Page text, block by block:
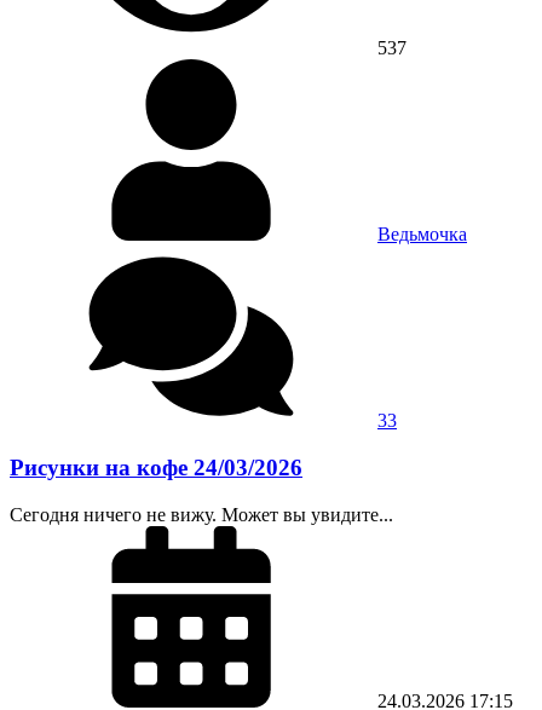
537
Ведьмочка
33
Рисунки на кофе 24/03/2026
Сегодня ничего не вижу. Может вы увидите...
24.03.2026 17:15